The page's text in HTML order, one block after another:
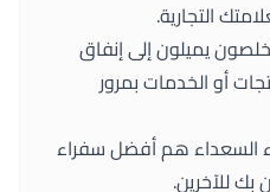
التجارية.
يميلون إلى إنفاق
أو الخدمات بمرور
السعداء هم أفضل سفراء
بك للآخرين.